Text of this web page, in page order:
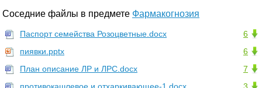
Соседние файлы в предмете Фармакогнозия
6
Паспорт семейства Розоцветные.docx
6
пиявки.pptx
7
План описание ЛР и ЛРС.docx